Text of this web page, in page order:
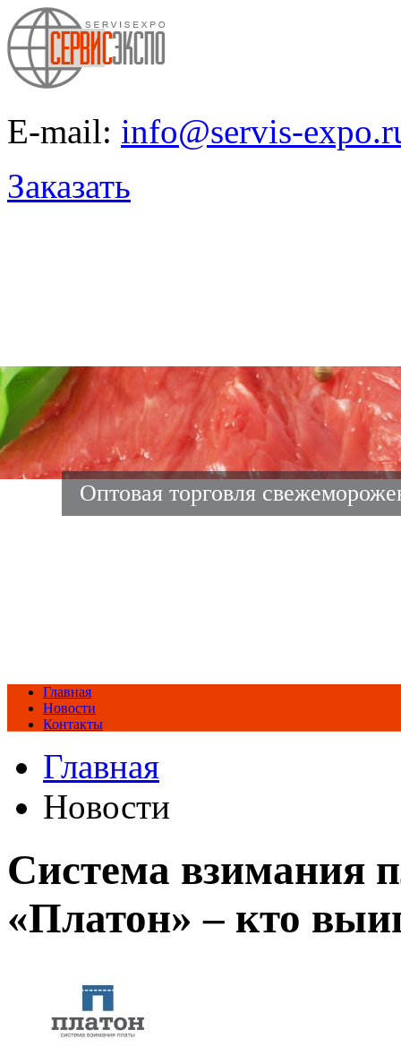
E-mail: info@servis-
Заказать
Оптовая торговля
Главная
Новости
Контакты
Главная
Новости
Система взимания
«Платон» – кто